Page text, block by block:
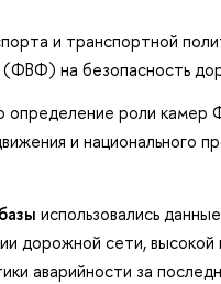
и транспортной
на безопасность
определение роли камер
и национального
использовались
дорожной сети, высокой
аварийности за